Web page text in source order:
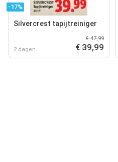
-17%
Silvercrest tapijtreiniger
2 dagen
€ 47,99
€ 39,99